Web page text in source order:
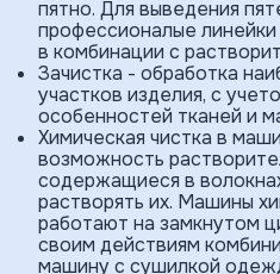
пятно. Для выведения
профессионалые
в комбинации с
Зачистка - обработка
участков изделия, с
особенностей тканей и
Химическая чистка в
возможность
содержащиеся в
растворять их. Машины
работают на замкнутом
своим действиям
машину с сушилкой